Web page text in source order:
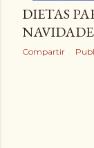
DIETAS
Compartir